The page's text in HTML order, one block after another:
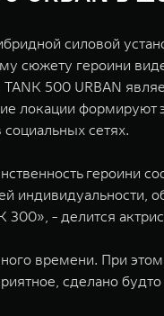
силовой
сюжету героини
500 URBAN
формируют
сетях.
героини
индивидуальности,
300», - делится
времени. При
сделано